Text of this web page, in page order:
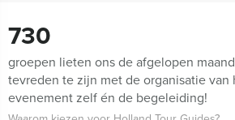
730
groepen lieten ons de afgelopen
tevreden te zijn met de organisatie
evenement zelf én de begeleiding!